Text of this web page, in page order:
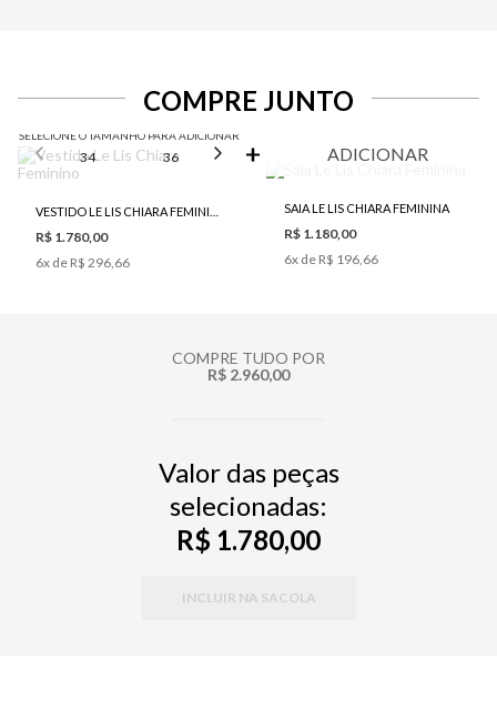
COMPRE JUNTO
SELECIONE O TAMANHO PARA ADICIONAR
34 36 38 40 42
R$ 1.780,00
6x de R$ 296,66
ADICIONAR
SAIA LE LIS CHIARA FEMININA
R$ 1.180,00
6x de R$ 196,66
COMPRE TUDO POR
R$ 2.960,00
Valor das peças
selecionadas:
R$ 1.780,00
INCLUIR NA SACOLA